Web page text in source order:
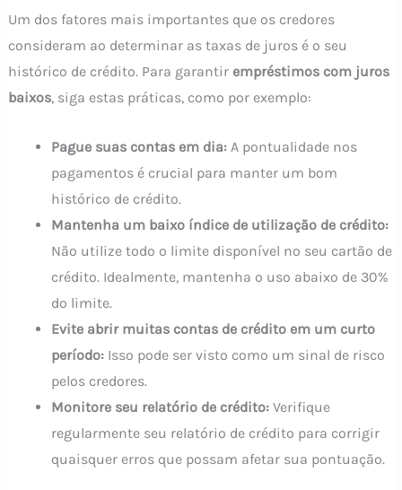
Um dos fatores mais importantes que os credores
consideram ao determinar as taxas de juros é o seu
histórico de crédito. Para garantir empréstimos com juros
baixos, siga estas práticas, como por exemplo:
Pague suas contas em dia:A pontualidade nos
pagamentos é crucial para manter um bom
histórico de crédito.
Mantenha um baixo índice de utilização de crédito:
Não utilize todo o limite disponível no seu cartão de
crédito. Idealmente, mantenha o uso abaixo de 30%
do limite.
Evite abrir muitas contas de crédito em um curto
período:Isso pode ser visto como um sinal de risco
pelos credores.
Monitore seu relatório de crédito:Verifique
regularmente seu relatório de crédito para corrigir
quaisquer erros que possam afetar sua pontuação.